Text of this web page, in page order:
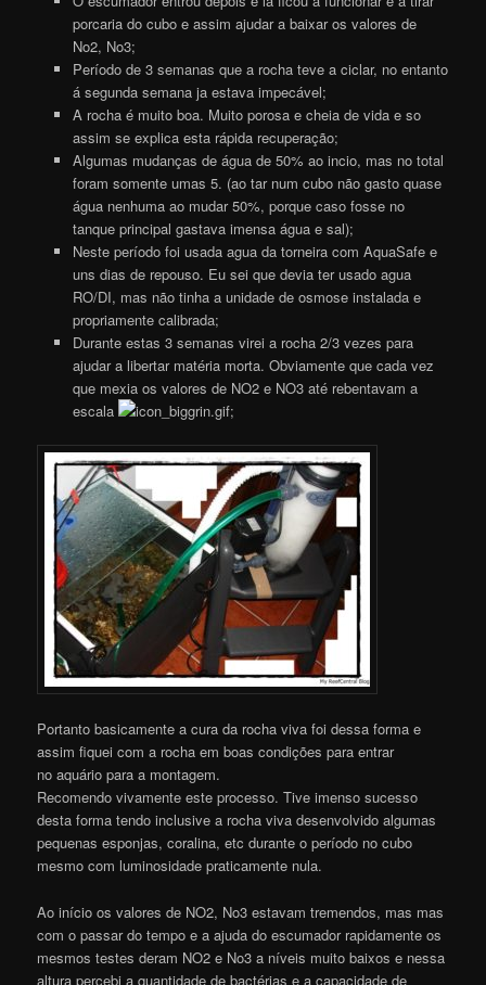
porcaria do cubo e assim ajudar a baixar os valores de
No2, No3;
Período de 3 semanas que a rocha teve a ciclar, no entanto
á segunda semana ja estava impecável;
A rocha é muito boa. Muito porosa e cheia de vida e so
assim se explica esta rápida recuperação;
Algumas mudanças de água de 50% ao incio, mas no total
foram somente umas 5. (ao tar num cubo não gasto quase
água nenhuma ao mudar 50%, porque caso fosse no
tanque principal gastava imensa água e sal);
Neste período foi usada agua da torneira com AquaSafe e
uns dias de repouso. Eu sei que devia ter usado agua
RO/DI, mas não tinha a unidade de osmose instalada e
propriamente calibrada;
Durante estas 3 semanas virei a rocha 2/3 vezes para
ajudar a libertar matéria morta. Obviamente que cada vez
que mexia os valores de NO2 e NO3 até rebentavam a
escala
;
Portanto basicamente a cura da rocha viva foi dessa forma e
assim fiquei com a rocha em boas condições para entrar
no aquário para a montagem.
Recomendo vivamente este processo. Tive imenso sucesso
desta forma tendo inclusive a rocha viva desenvolvido algumas
pequenas esponjas, coralina, etc durante o período no cubo
mesmo com luminosidade praticamente nula.
Ao início os valores de NO2, No3 estavam tremendos, mas mas
com o passar do tempo e a ajuda do escumador rapidamente os
mesmos testes deram NO2 e No3 a níveis muito baixos e nessa
altura percebi a quantidade de bactérias e a capacidade de